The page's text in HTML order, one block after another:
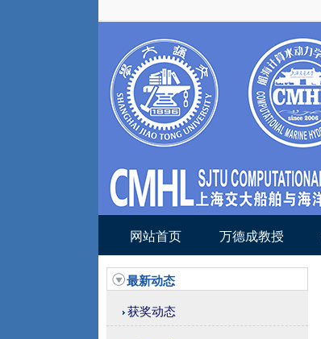
网站首页 万德成教授
最新动态
获奖动态